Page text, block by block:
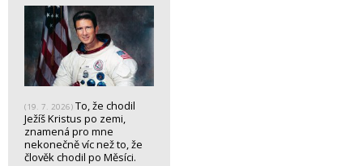
(19. 7. 2026) To, že chodil
Ježíš Kristus po zemi,
znamená pro mne
nekonečně víc než to, že
člověk chodil po Měsíci.